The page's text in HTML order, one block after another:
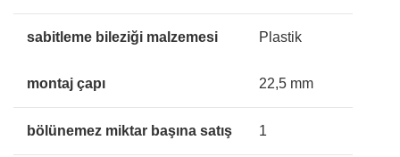
sabitleme bileziği malzemesi Plastik
montaj çapı 22,5 mm
bölünemez miktar başına satış 1